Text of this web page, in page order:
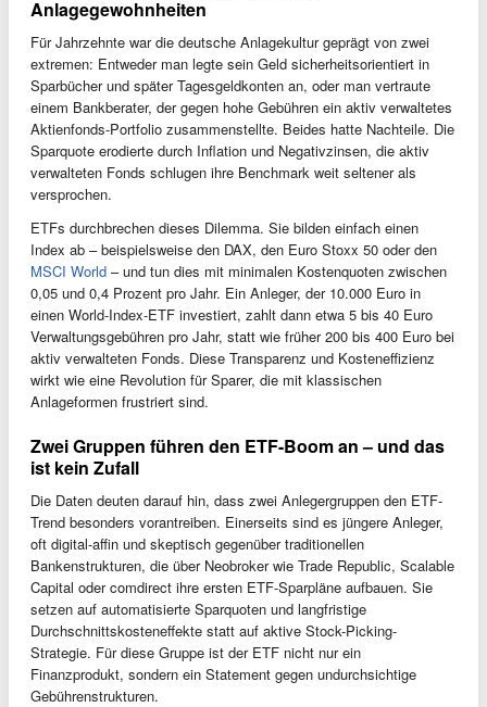
Anlagegewohnheiten
Für Jahrzehnte war die deutsche Anlagekultur geprägt von zwei
extremen: Entweder man legte sein Geld sicherheitsorientiert in
Sparbücher und später Tagesgeldkonten an, oder man vertraute
einem Bankberater, der gegen hohe Gebühren ein aktiv verwaltetes
Aktienfonds-Portfolio zusammenstellte. Beides hatte Nachteile. Die
Sparquote erodierte durch Inflation und Negativzinsen, die aktiv
verwalteten Fonds schlugen ihre Benchmark weit seltener als
versprochen.
ETFs durchbrechen dieses Dilemma. Sie bilden einfach einen
Index ab – beispielsweise den DAX, den Euro Stoxx 50 oder den
MSCI World – und tun dies mit minimalen Kostenquoten zwischen
0,05 und 0,4 Prozent pro Jahr. Ein Anleger, der 10.000 Euro in
einen World-Index-ETF investiert, zahlt dann etwa 5 bis 40 Euro
Verwaltungsgebühren pro Jahr, statt wie früher 200 bis 400 Euro bei
aktiv verwalteten Fonds. Diese Transparenz und Kosteneffizienz
wirkt wie eine Revolution für Sparer, die mit klassischen
Anlageformen frustriert sind.
Zwei Gruppen führen den ETF-Boom an – und das
ist kein Zufall
Die Daten deuten darauf hin, dass zwei Anlegergruppen den ETF-
Trend besonders vorantreiben. Einerseits sind es jüngere Anleger,
oft digital-affin und skeptisch gegenüber traditionellen
Bankenstrukturen, die über Neobroker wie Trade Republic, Scalable
Capital oder comdirect ihre ersten ETF-Sparpläne aufbauen. Sie
setzen auf automatisierte Sparquoten und langfristige
Durchschnittskosteneffekte statt auf aktive Stock-Picking-
Strategie. Für diese Gruppe ist der ETF nicht nur ein
Finanzprodukt, sondern ein Statement gegen undurchsichtige
Gebührenstrukturen.